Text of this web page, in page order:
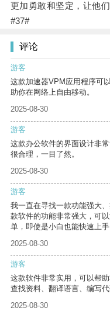
更加勇敢和坚定，让他
#37#
评论
游客
这款加速器VPM应用程序可
助你在网络上自由移动。
2025-08-30
游客
这款办公软件的界面设计非
很合理，一目了然。
2025-08-30
游客
我一直在寻找一款功能强大
款软件的功能非常强大，可
单，即使是小白也能快速上手
2025-08-30
游客
这款软件非常实用，可以帮
查找资料、翻译语言、编写代
2025-08-30